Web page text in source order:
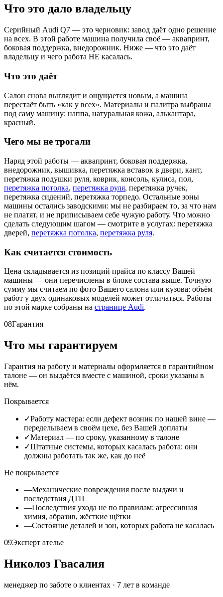
Что это дало владельцу
Серийный Audi Q7 — это черновик: завод даёт одно решение
на всех. В этой работе машина получила своё — аквапринт,
боковая поддержка, внедорожник. Ниже — что это даёт
владельцу и чего работа НЕ касалась.
Что это даёт
Салон снова выглядит и ощущается новым, а машина
перестаёт быть «как у всех». Материалы и палитра выбраны
под саму машину: наппа, натуральная кожа, алькантара,
красный.
Чего мы не трогали
Наряд этой работы — аквапринт, боковая поддержка,
внедорожник, вышивка, перетяжка вставок в двери, кант,
перетяжка подушки руля, коврик, консоль, кулиса, пол,
перетяжка потолка, перетяжка руля, перетяжка ручек,
перетяжка сидений, перетяжка торпедо. Остальные зоны
машины остались заводскими: мы не разбираем то, за что нам
не платят, и не приписываем себе чужую работу. Что можно
сделать следующим шагом — смотрите в услугах: перетяжка
дверей, перетяжка потолка, перетяжка руля.
Как считается стоимость
Цена складывается из позиций прайса по классу Вашей
машины — они перечислены в блоке состава выше. Точную
сумму мы считаем по фото Вашего салона или кузова: объём
работ у двух одинаковых моделей может отличаться. Работы
по этой марке собраны на странице Audi.
08Гарантия
Что мы гарантируем
Гарантия на работу и материалы оформляется в гарантийном
талоне — он выдаётся вместе с машиной, сроки указаны в
нём.
Покрывается
✓Работу мастера: если дефект возник по нашей вине —
переделываем в своём цехе, без Вашей доплаты
✓Материал — по сроку, указанному в талоне
✓Штатные системы, которых касалась работа: они
должны работать так же, как до неё
Не покрывается
—Механические повреждения после выдачи и
последствия ДТП
—Последствия ухода не по правилам: агрессивная
химия, абразив, жёсткие щётки
—Состояние деталей и зон, которых работа не касалась
09Эксперт ателье
Николоз Гвасалия
менеджер по заботе о клиентах · 7 лет в команде